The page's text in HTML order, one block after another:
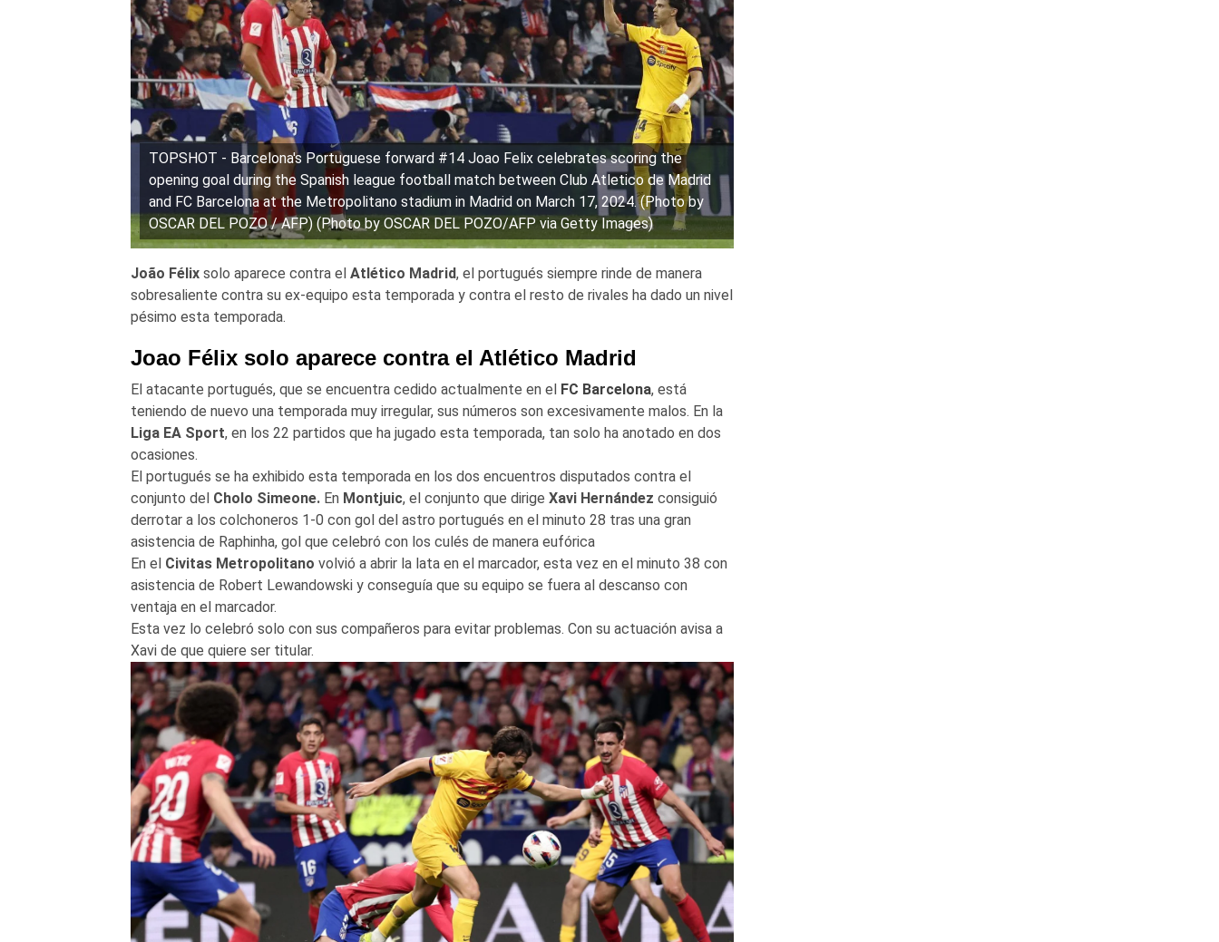
TOPSHOT - Barcelona's Portuguese forward #14 Joao Felix celebrates scoring the
opening goal during the Spanish league football match between Club Atletico de Madrid
and FC Barcelona at the Metropolitano stadium in Madrid on March 17, 2024. (Photo by
OSCAR DEL POZO / AFP) (Photo by OSCAR DEL POZO/AFP via Getty Images)
João Félixsolo aparece contra el Atlético Madrid, el portugués siempre rinde de manera
sobresaliente contra su ex-equipo esta temporada y contra el resto de rivales ha dado un nivel
pésimo esta temporada.
Joao Félix solo aparece contra el Atlético Madrid
El atacante portugués, que se encuentra cedido actualmente en el FC Barcelona, está
teniendo de nuevo una temporada muy irregular, sus números son excesivamente malos. En la
Liga EA Sport, en los 22 partidos que ha jugado esta temporada, tan solo ha anotado en dos
ocasiones.
El portugués se ha exhibido esta temporada en los dos encuentros disputados contra el
conjunto del Cholo Simeone. En Montjuic, el conjunto que dirige Xavi Hernández consiguió
derrotar a los colchoneros 1-0 con gol del astro portugués en el minuto 28 tras una gran
asistencia de Raphinha, gol que celebró con los culés de manera eufórica
En el Civitas Metropolitano volvió a abrir la lata en el marcador, esta vez en el minuto 38 con
asistencia de Robert Lewandowski y conseguía que su equipo se fuera al descanso con
ventaja en el marcador.
Esta vez lo celebró solo con sus compañeros para evitar problemas. Con su actuación avisa a
Xavi de que quiere ser titular.